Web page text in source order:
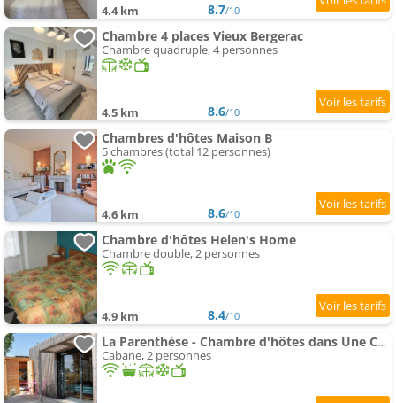
4.4 km 8.7/10
Chambre 4 places Vieux Bergerac
Chambre quadruple, 4 personnes
4.5 km 8.6/10
Chambres d'hôtes Maison B
5 chambres (total 12 personnes)
4.6 km 8.6/10
Chambre d'hôtes Helen's Home
Chambre double, 2 personnes
4.9 km 8.4/10
La Parenthèse - Chambre d'hôtes dans Une Cabane
Cabane, 2 personnes